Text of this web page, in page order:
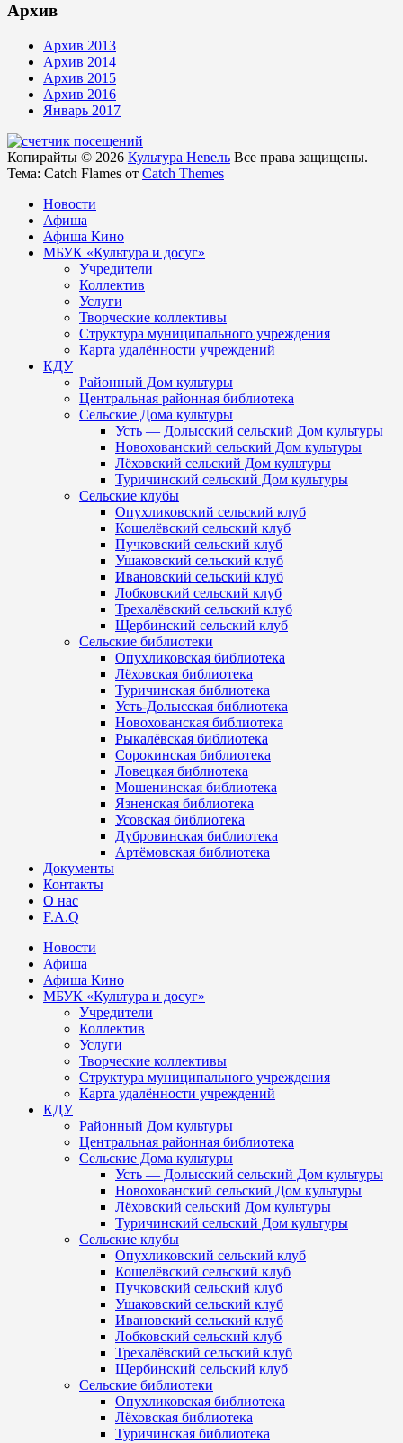
Архив
Архив 2013
Архив 2014
Архив 2015
Архив 2016
Январь 2017
Копирайты © 2026 Культура Невель Все права защищены.
Тема: Catch Flames от Catch Themes
Новости
Афиша
Афиша Кино
МБУК «Культура и досуг»
Учредители
Коллектив
Услуги
Творческие коллективы
Структура муниципального учреждения
Карта удалённости учреждений
КДУ
Районный Дом культуры
Центральная районная библиотека
Сельские Дома культуры
Усть — Долысский сельский Дом культуры
Новохованский сельский Дом культуры
Лёховский сельский Дом культуры
Туричинский сельский Дом культуры
Сельские клубы
Опухликовский сельский клуб
Кошелёвский сельский клуб
Пучковский сельский клуб
Ушаковский сельский клуб
Ивановский сельский клуб
Лобковский сельский клуб
Трехалёвский сельский клуб
Щербинский сельский клуб
Сельские библиотеки
Опухликовская библиотека
Лёховская библиотека
Туричинская библиотека
Усть-Долысская библиотека
Новохованская библиотека
Рыкалёвская библиотека
Сорокинская библиотека
Ловецкая библиотека
Мошенинская библиотека
Язненская библиотека
Усовская библиотека
Дубровинская библиотека
Артёмовская библиотека
Документы
Контакты
О нас
F.A.Q
Новости
Афиша
Афиша Кино
МБУК «Культура и досуг»
Учредители
Коллектив
Услуги
Творческие коллективы
Структура муниципального учреждения
Карта удалённости учреждений
КДУ
Районный Дом культуры
Центральная районная библиотека
Сельские Дома культуры
Усть — Долысский сельский Дом культуры
Новохованский сельский Дом культуры
Лёховский сельский Дом культуры
Туричинский сельский Дом культуры
Сельские клубы
Опухликовский сельский клуб
Кошелёвский сельский клуб
Пучковский сельский клуб
Ушаковский сельский клуб
Ивановский сельский клуб
Лобковский сельский клуб
Трехалёвский сельский клуб
Щербинский сельский клуб
Сельские библиотеки
Опухликовская библиотека
Лёховская библиотека
Туричинская библиотека